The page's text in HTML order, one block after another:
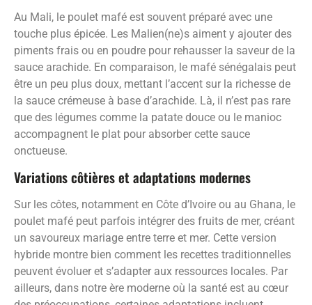
Au Mali, le poulet mafé est souvent préparé avec une
touche plus épicée. Les Malien(ne)s aiment y ajouter des
piments frais ou en poudre pour rehausser la saveur de la
sauce arachide. En comparaison, le mafé sénégalais peut
être un peu plus doux, mettant l’accent sur la richesse de
la sauce crémeuse à base d’arachide. Là, il n’est pas rare
que des légumes comme la patate douce ou le manioc
accompagnent le plat pour absorber cette sauce
onctueuse.
Variations côtières et adaptations modernes
Sur les côtes, notamment en Côte d’Ivoire ou au Ghana, le
poulet mafé peut parfois intégrer des fruits de mer, créant
un savoureux mariage entre terre et mer. Cette version
hybride montre bien comment les recettes traditionnelles
peuvent évoluer et s’adapter aux ressources locales. Par
ailleurs, dans notre ère moderne où la santé est au cœur